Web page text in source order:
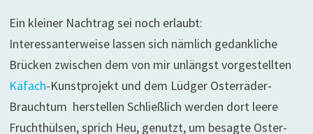
Ein kleiner Nachtrag sei noch erlaubt:
Interessanterweise lassen sich nämlich gedankliche
Brücken zwischen dem von mir unlängst vorgestellten
Käfach-Kunstprojekt und dem Lüdger Osterräder-
Brauchtum herstellen Schließlich werden dort leere
Fruchthülsen, sprich Heu, genutzt, um besagte Oster-